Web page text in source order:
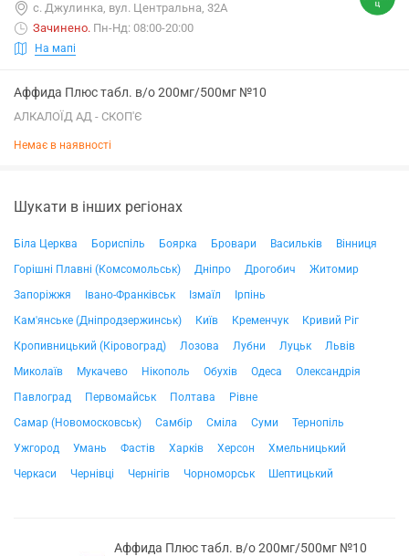
с. Джулинка, вул. Центральна, 32А
Зачинено. Пн-Нд: 08:00-20:00
На мапі
Аффида Плюс табл. в/о 200мг/500мг №10
АЛКАЛОЇД АД - СКОП'Є
Немає в наявності
Шукати в інших регіонах
Біла Церква Бориспіль Боярка Бровари Васильків
Вінниця
Горішні Плавні (Комсомольськ)
Дніпро Дрогобич
Житомир
Запоріжжя
Івано-Франківськ Ізмаїл
Ірпінь
Кам'янське (Дніпродзержинськ)
Київ Кременчук
Кривий Ріг
Кропивницький (Кіровоград)
Лозова Лубни Луцьк
Львів
Миколаїв
Мукачево Нікополь Обухів Одеса
Олександрія
Павлоград
Первомайськ Полтава
Рівне
Самар (Новомосковськ)
Самбір Сміла Суми
Тернопіль
Ужгород
Умань Фастів Харків Херсон
Хмельницький
Черкаси
Чернівці Чернігів Чорноморськ Шептицький
Аффида Плюс табл. в/о 200мг/500мг №10